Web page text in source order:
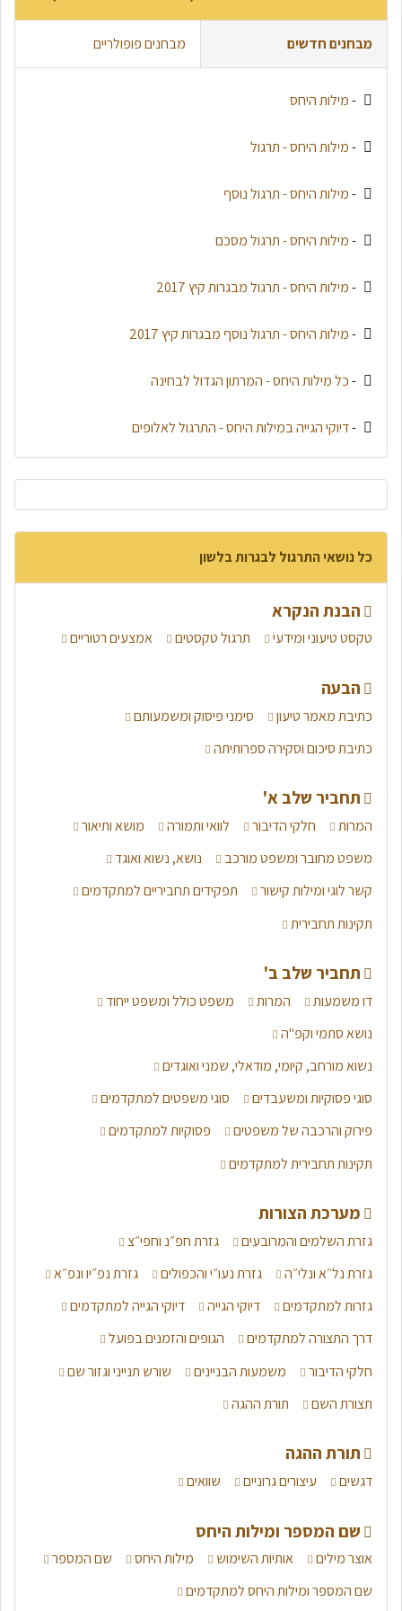
מבחנים חדשים מבחנים פופולריים
-מילות היחס
-מילות היחס - תרגול
-מילות היחס - תרגול נוסף
-מילות היחס - תרגול מסכם
-מילות היחס - תרגול מבגרות קיץ 2017
-מילות היחס - תרגול נוסף מבגרות קיץ 2017
-כל מילות היחס - המרתון הגדול לבחינה
-דיוקי הגייה במילות היחס - התרגול לאלופים
כל נושאי התרגול לבגרות בלשון
הבנת הנקרא
טקסט טיעוני ומידעי תרגול טקסטים אמצעים רטוריים
הבעה
כתיבת מאמר טיעון
סימני פיסוק ומשמעותם
כתיבת סיכום וסקירה ספרותיתה
תחביר שלב א'
המרות חלקי הדיבור לוואי ותמורה
מושא ותיאור
משפט מחובר ומשפט מורכב
נושא, נשוא ואוגד
קשר לוגי ומילות קישור
תפקידים תחביריים למתקדמים
תקינות תחבירית
תחביר שלב ב'
דו משמעות המרות
משפט כולל ומשפט ייחוד
נושא סתמי וקפ"ה
נשוא מורחב, קיומי, מודאלי, שמני ואוגדים
סוגי פסוקיות ומשעבדים
סוגי משפטים למתקדמים
פירוק והרכבה של משפטים
פסוקיות למתקדמים
תקינות תחבירית למתקדמים
מערכת הצורות
גזרת השלמים והמרובעים
גזרת חפ״נ וחפי״צ
גזרת נל״א ונלי״ה
גזרת נעו״י והכפולים
גזרת נפ״יו ונפ״א
גזרות למתקדמים
דיוקי הגייה
דיוקי הגייה למתקדמים
דרך התצורה למתקדמים
הגופים והזמנים בפועל
חלקי הדיבור
משמעות הבניינים
שורש תנייני וגזור שם
תצורת השם
תורת ההגה
תורת ההגה
דגשים עיצורים גרוניים שוואים
שם המספר ומילות היחס
אוצר מילים אותיות השימוש מילות היחס
שם המספר
שם המספר ומילות היחס למתקדמים